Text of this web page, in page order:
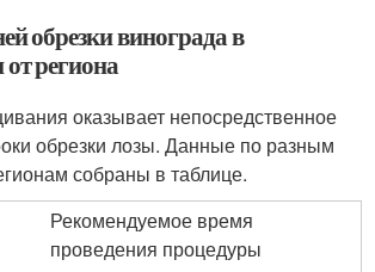
обрезки винограда в
региона
оказывает непосредственное
обрезки лозы. Данные по разным
собраны в таблице.
Рекомендуемое время
проведения процедуры